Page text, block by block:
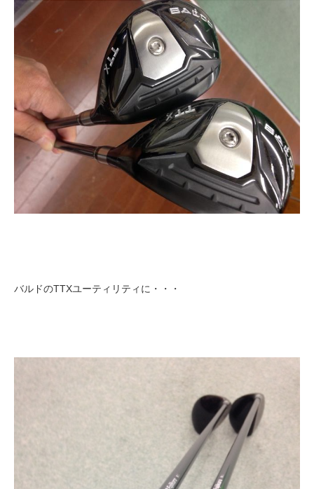
バルドのTTXユーティリティに・・・